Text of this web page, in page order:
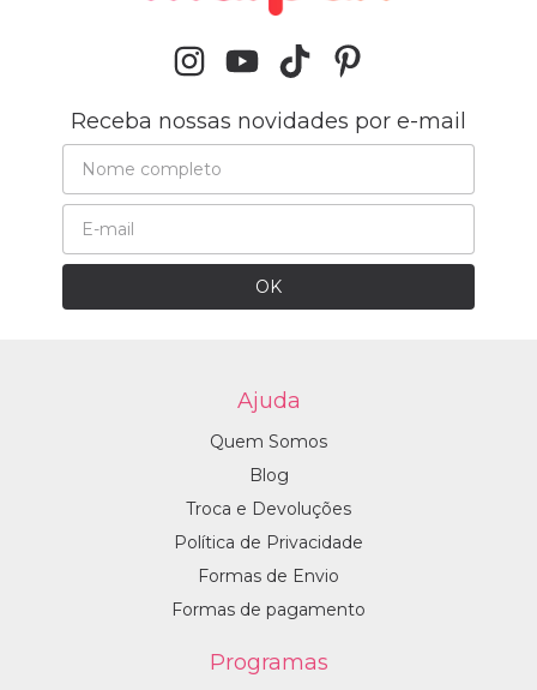
Receba nossas novidades por e-mail
Ajuda
Quem Somos
Blog
Troca e Devoluções
Política de Privacidade
Formas de Envio
Formas de pagamento
Programas